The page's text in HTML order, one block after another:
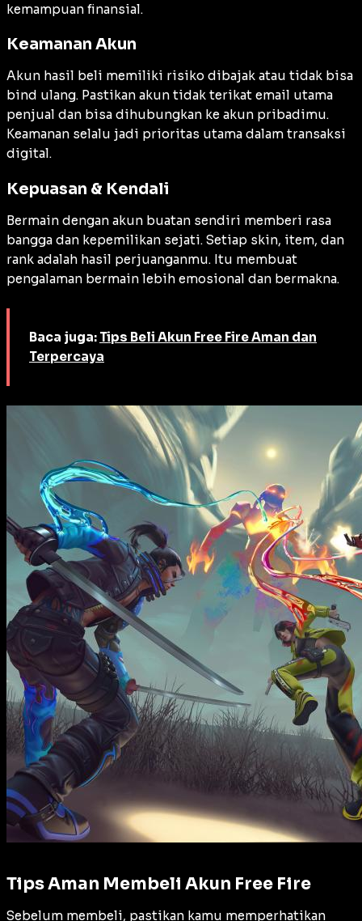
kemampuan finansial.
Keamanan Akun
Akun hasil beli memiliki risiko dibajak atau tidak bisa
bind ulang. Pastikan akun tidak terikat email utama
penjual dan bisa dihubungkan ke akun pribadimu.
Keamanan selalu jadi prioritas utama dalam transaksi
digital.
Kepuasan & Kendali
Bermain dengan akun buatan sendiri memberi rasa
bangga dan kepemilikan sejati. Setiap skin, item, dan
rank adalah hasil perjuanganmu. Itu membuat
pengalaman bermain lebih emosional dan bermakna.
Baca juga: Tips Beli Akun Free Fire Aman dan
Terpercaya
Tips Aman Membeli Akun Free Fire
Sebelum membeli, pastikan kamu memperhatikan